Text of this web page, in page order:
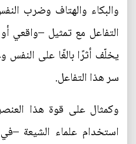
والبكاء والهتاف وضرب
التفاعل مع تمثيل –واقعي
يخلّف أثرًا بالغًا على النفس
سر هذا التفاعل.
وكمثال على قوة هذا
استخدام علماء الشيعة